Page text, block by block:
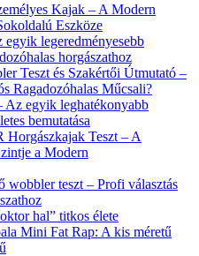
Kajak – A Modern
Eszköze
legeredményesebb
horgászathoz
Teszt és Szakértői Útmutató –
Ragadozóhalas Műcsali?
egyik leghatékonyabb
bemutatása
Horgászkajak Teszt – A
a Modern
wobbler teszt – Profi választás
hal” titkos élete
Mini Fat Rap: A kis méretű